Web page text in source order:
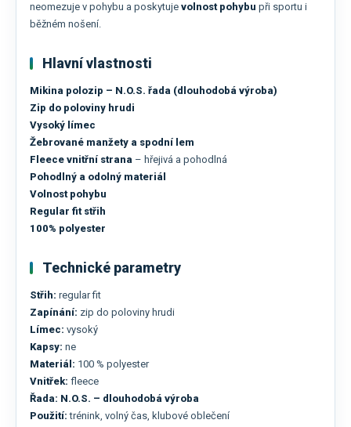
neomezuje v pohybu a poskytuje volnost pohybu při sportu i
běžném nošení.
Hlavní vlastnosti
Mikina polozip – N.O.S. řada (dlouhodobá výroba)
Zip do poloviny hrudi
Vysoký límec
Žebrované manžety a spodní lem
Fleece vnitřní strana – hřejivá a pohodlná
Pohodlný a odolný materiál
Volnost pohybu
Regular fit střih
100% polyester
Technické parametry
Střih: regular fit
Zapínání: zip do poloviny hrudi
Límec: vysoký
Kapsy: ne
Materiál: 100 % polyester
Vnitřek: fleece
Řada: N.O.S. – dlouhodobá výroba
Použití: trénink, volný čas, klubové oblečení